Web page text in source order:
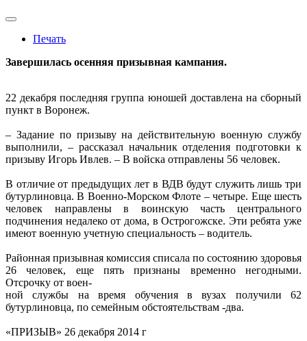
Печать
Завершилась осенняя призывная кампания.
22 декабря последняя группа юношей доставлена на сборный
пункт в Воронеж.
– Задание по призыву на действительную военную службу
выполнили, – рассказал начальник отделения подготовки к
призыву Игорь Ивлев. – В войска отправлены 56 человек.
В отличие от предыдущих лет в ВДВ будут служить лишь три
бутурлиновца. В Военно-Морском Флоте – четыре. Еще шесть
человек направлены в воинскую часть центрального
подчинения недалеко от дома, в Острогожске. Эти ребята уже
имеют военную учетную специальность – водитель.
Районная призывная комиссия списала по состоянию здоровья
26 человек, еще пять признаны временно негодными.
Отсрочку от воен-
ной службы на время обучения в вузах получили 62
бутурлиновца, по семейным обстоятельствам -два.
«ПРИЗЫВ» 26 декабря 2014 г